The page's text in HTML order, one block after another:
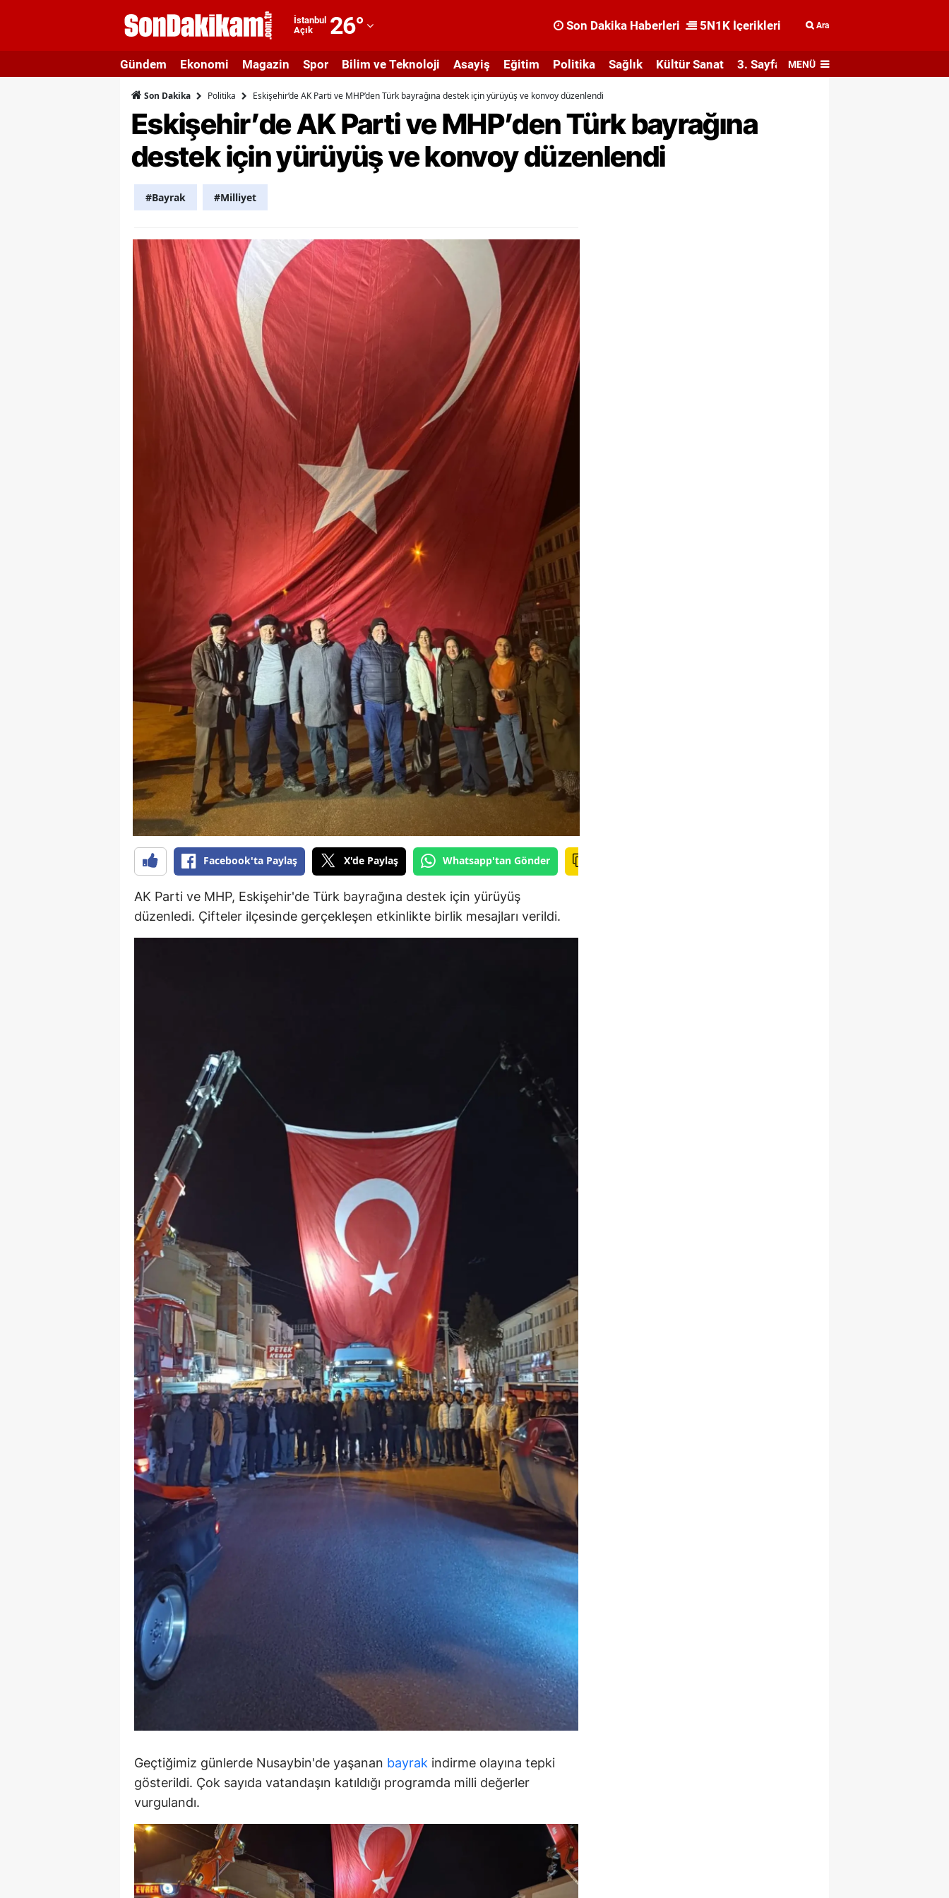
İstanbul
Açık
26°
Adıyaman
Afyonkarahisar
Ağrı
Amasya
Artvin
Aydın
Balıkesir
Bilecik
Bingöl
Bitlis
Bolu
Burdur
Bursa
Çanakkale
Çankırı
Çorum
Denizli
Diyarbakır
Edirne
Elazığ
Erzincan
Erzurum
Eskişehir
Gaziantep
Giresun
Gümüşhane
Hatay
Isparta
Kırklareli
Kırşehir
Kocaeli
Konya
Kütahya
Malatya
Manisa
Kahramanmaraş
Mardin
Muğla
Muş
Nevşehir
Niğde
Sinop
Sivas
Tekirdağ
Trabzon
Şanlıurfa
Van
Son Dakika Haberleri 5N1K İçerikleri Ara
Gündem Ekonomi Magazin Spor Bilim ve Teknoloji Asayiş Eğitim Politika Sağlık Kültür Sanat 3. Sayfa MENÜ
Son Dakika Politika Eskişehir’de AK Parti ve MHP’den Türk bayrağına destek için yürüyüş ve konvoy düzenlendi
Eskişehir’de AK Parti ve MHP’den Türk bayrağına
destek için yürüyüş ve konvoy düzenlendi
#Bayrak #Milliyet
Facebook'ta Paylaş X'de Paylaş Whatsapp'tan Gönder
AK Parti ve MHP, Eskişehir'de Türk bayrağına destek için yürüyüş
düzenledi. Çifteler ilçesinde gerçekleşen etkinlikte birlik mesajları verildi.
Geçtiğimiz günlerde Nusaybin'de yaşanan bayrak indirme olayına tepki
gösterildi. Çok sayıda vatandaşın katıldığı programda milli değerler
vurgulandı.